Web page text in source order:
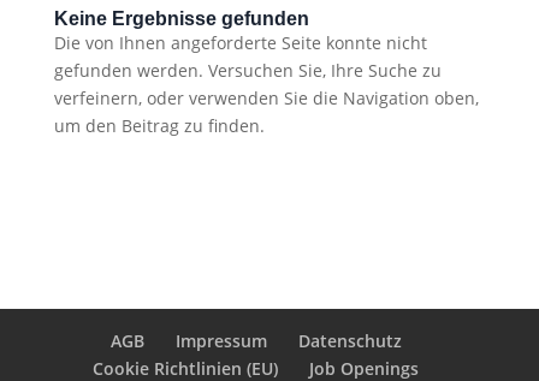
Keine Ergebnisse gefunden
Die von Ihnen angeforderte Seite konnte nicht
gefunden werden. Versuchen Sie, Ihre Suche zu
verfeinern, oder verwenden Sie die Navigation oben,
um den Beitrag zu finden.
AGB Impressum
Datenschutz
Cookie Richtlinien (EU)
Job Openings